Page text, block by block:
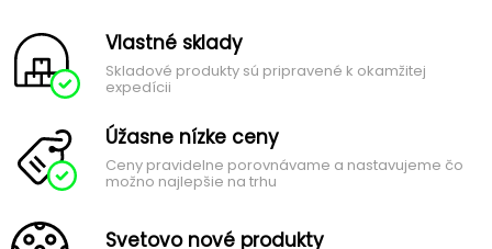
Vlastné sklady
Skladové produkty sú pripravené k okamžitej
expedícii
Úžasne nízke ceny
Ceny pravidelne porovnávame a nastavujeme čo
možno najlepšie na trhu
Svetovo nové produkty